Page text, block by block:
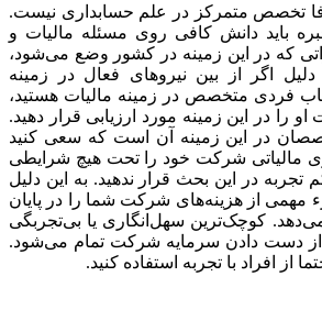
تخصص متمرکز در علم حسابداری نیست.
باید دانش کافی روی مسئله مالیات و
که در این زمینه در کشور وضع می‌شود،
اگر از بین نیروهای فعال در زمینه
فردی متخصص در زمینه مالیات هستید،
را در این زمینه مورد ارزیابی قرار دهید.
در این زمینه آن است که سعی کنید
مالیاتی شرکت خود را تحت هیچ شرایطی
تجربه در این بحث قرار ندهید. به این دلیل
مهمی از هزینه‌های شرکت شما را در پایان
کوچک‌ترین سهل‌انگاری یا بی‌تجربگی
از دست دادن سرمایه شرکت تمام می‌شود.
از افراد با تجربه استفاده کنید.